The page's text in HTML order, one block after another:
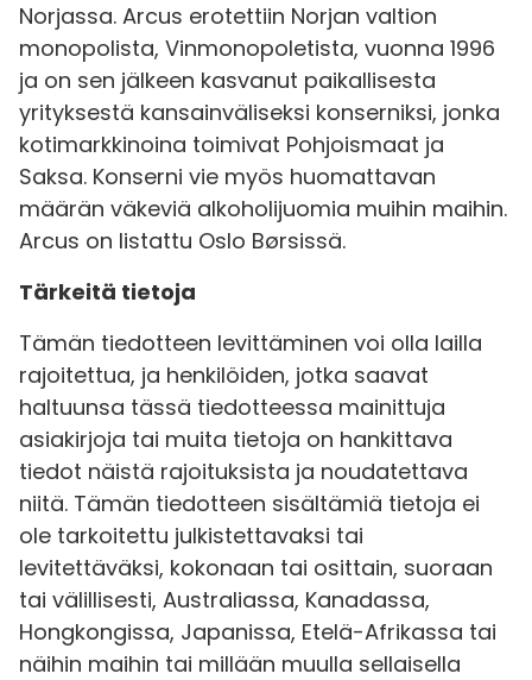
Norjassa. Arcus erotettiin Norjan valtion
monopolista, Vinmonopoletista, vuonna 1996
ja on sen jälkeen kasvanut paikallisesta
yrityksestä kansainväliseksi konserniksi, jonka
kotimarkkinoina toimivat Pohjoismaat ja
Saksa. Konserni vie myös huomattavan
määrän väkeviä alkoholijuomia muihin maihin.
Arcus on listattu Oslo Børsissä.
Tärkeitä tietoja
Tämän tiedotteen levittäminen voi olla lailla
rajoitettua, ja henkilöiden, jotka saavat
haltuunsa tässä tiedotteessa mainittuja
asiakirjoja tai muita tietoja on hankittava
tiedot näistä rajoituksista ja noudatettava
niitä. Tämän tiedotteen sisältämiä tietoja ei
ole tarkoitettu julkistettavaksi tai
levitettäväksi, kokonaan tai osittain, suoraan
tai välillisesti, Australiassa, Kanadassa,
Hongkongissa, Japanissa, Etelä-Afrikassa tai
näihin maihin tai millään muulla sellaisella